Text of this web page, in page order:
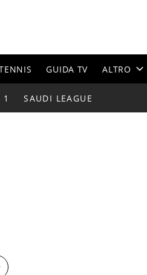
GUIDA TV ALTRO
SAUDI LEAGUE